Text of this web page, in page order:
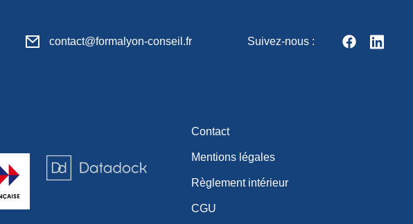
contact@formalyon-conseil.fr Suivez-nous :
Contact
Mentions légales
Règlement intérieur
CGU